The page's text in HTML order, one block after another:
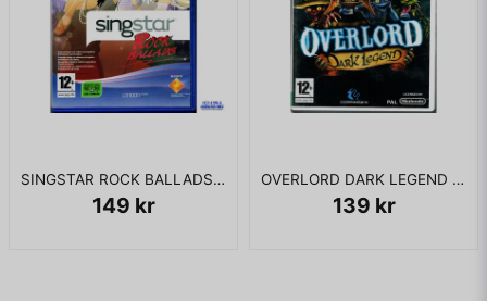
SINGSTAR ROCK BALLADS PS2
149 kr
OVERLORD DARK LEGEND WII
139 kr